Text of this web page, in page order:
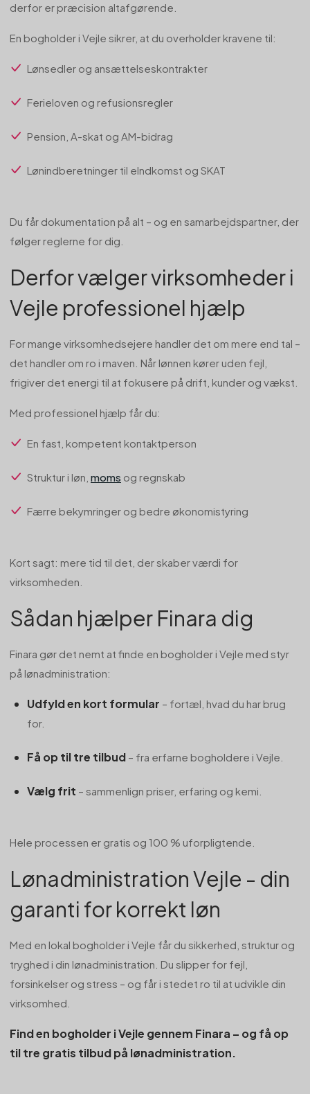
derfor er præcision altafgørende.
En bogholder i Vejle sikrer, at du overholder kravene til:
Lønsedler og ansættelseskontrakter
Ferieloven og refusionsregler
Pension, A-skat og AM-bidrag
Lønindberetninger til eIndkomst og SKAT
Du får dokumentation på alt – og en samarbejdspartner, der
følger reglerne for dig.
Derfor vælger virksomheder i
Vejle professionel hjælp
For mange virksomhedsejere handler det om mere end tal –
det handler om ro i maven. Når lønnen kører uden fejl,
frigiver det energi til at fokusere på drift, kunder og vækst.
Med professionel hjælp får du:
En fast, kompetent kontaktperson
Struktur i løn, moms og regnskab
Færre bekymringer og bedre økonomistyring
Kort sagt: mere tid til det, der skaber værdi for
virksomheden.
Sådan hjælper Finara dig
Finara gør det nemt at finde en bogholder i Vejle med styr
på lønadministration:
Udfyld en kort formular – fortæl, hvad du har brug
for.
Få op til tre tilbud – fra erfarne bogholdere i Vejle.
Vælg frit – sammenlign priser, erfaring og kemi.
Hele processen er gratis og 100 % uforpligtende.
Lønadministration Vejle - din
garanti for korrekt løn
Med en lokal bogholder i Vejle får du sikkerhed, struktur og
tryghed i din lønadministration. Du slipper for fejl,
forsinkelser og stress – og får i stedet ro til at udvikle din
virksomhed.
Find en bogholder i Vejle gennem Finara – og få op
til tre gratis tilbud på lønadministration.